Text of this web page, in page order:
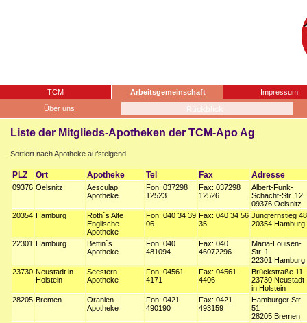
TCM Arbeitsgemeinschaft
Impressum
Über uns
Liste der Mitglieds-Apotheken der TCM-Apo Ag
Sortiert nach Apotheke aufsteigend
PLZ Ort Apotheke Tel Fax Adresse
09376 Oelsnitz
Aesculap
Apotheke
Fon: 037298
12523
Fax: 037298
12526
Albert-Funk-
Schacht-Str. 12
09376 Oelsnitz
20354 Hamburg
Roth´s Alte
Englische
Apotheke
Fon: 040 34 39
06
Fax: 040 34 56
35
Jungfernstieg 48
20354 Hamburg
22301 Hamburg
Bettin´s
Apotheke
Fon: 040
481094
Fax: 040
46072296
Maria-Louisen-
Str. 1
22301 Hamburg
23730 Neustadt in
Holstein
Seestern
Apotheke
Fon: 04561
4171
Fax: 04561
4406
Brückstraße 11
23730 Neustadt
in Holstein
28205 Bremen
Oranien-
Apotheke
Fon: 0421
490190
Fax: 0421
493159
Hamburger Str.
51
28205 Bremen